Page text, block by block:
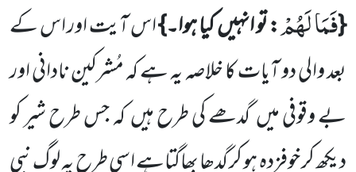
{فَمَا لَهُمْ: تو انہیںکیا ہوا۔}اس آیت اور اس کے
بعد والی دو آیات کا خلاصہ یہ ہے کہ مُشرکین نادانی اور
بے وقوفیمیںگدھے کی طرح ہیںکہ جس طرح شیر کو
دیکھ کر خوفزدہ ہو کر گدھا بھاگتاہے اسی طرح یہ لوگ نبی